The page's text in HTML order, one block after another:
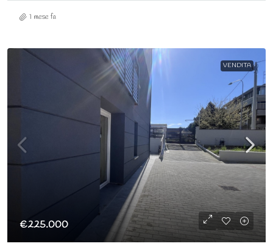
1 mese fa
VENDITA
€225.000